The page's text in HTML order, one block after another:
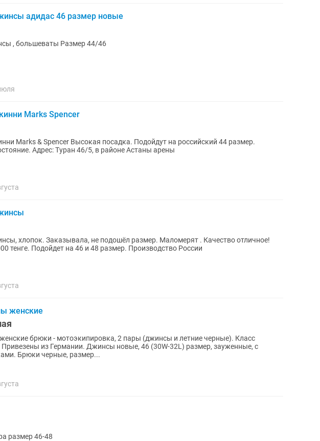
адидас 46 размер новые
Новые джинсы , большеваты Размер 44/46
Marks Spencer
Marks & Spencer Высокая посадка. Подойдут на российский 44 размер.
Отличное состояние. Адрес: Туран 46/5, в районе Астаны арены
хлопок. Заказывала, не подошёл размер. Маломерят . Качество отличное!
тенге. Подойдет на 46 и 48 размер. Производство России
женские
брюки - мотоэкипировка, 2 пары (джинсы и летние черные). Класс
из Германии. Джинсы новые, 46 (30W-32L) размер, зауженные, с
Брюки черные, размер...
размер 46-48